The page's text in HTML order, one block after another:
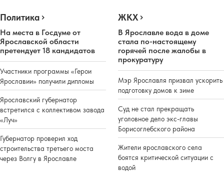
Политика
На места в Госдуме от
Ярославской области
претендует 18 кандидатов
Участники программы «Герои
Ярославии» получили дипломы
Ярославский губернатор
встретился с коллективом завода
«Луч»
Губернатор проверил ход
строительства третьего моста
через Волгу в Ярославле
ЖКХ
В Ярославле вода в доме
стала по-настоящему
горячей после жалобы в
прокуратуру
Мэр Ярославля призвал ускорить
подготовку домов к зиме
Суд не стал прекращать
уголовное дело экс-главы
Борисоглебского района
Жители ярославского села
боятся критической ситуации с
водой